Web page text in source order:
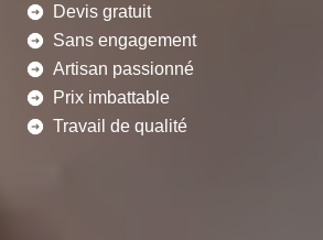
Devis gratuit
Sans engagement
Artisan passionné
Prix imbattable
Travail de qualité